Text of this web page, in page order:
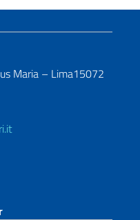
Maria – Lima15072